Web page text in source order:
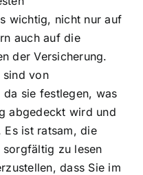
wichtig, nicht nur auf
auch auf die
der Versicherung.
sind von
da sie festlegen, was
abgedeckt wird und
Es ist ratsam, die
sorgfältig zu lesen
dass Sie im